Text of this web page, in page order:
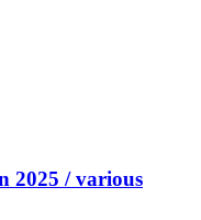
2025 / various